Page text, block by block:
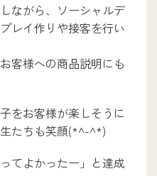
ながら、ソーシャルデ
レイ作りや接客を行い
客様への商品説明にも
をお客様が楽しそうに
たちも笑顔(*^-^*)
てよかったー」と達成